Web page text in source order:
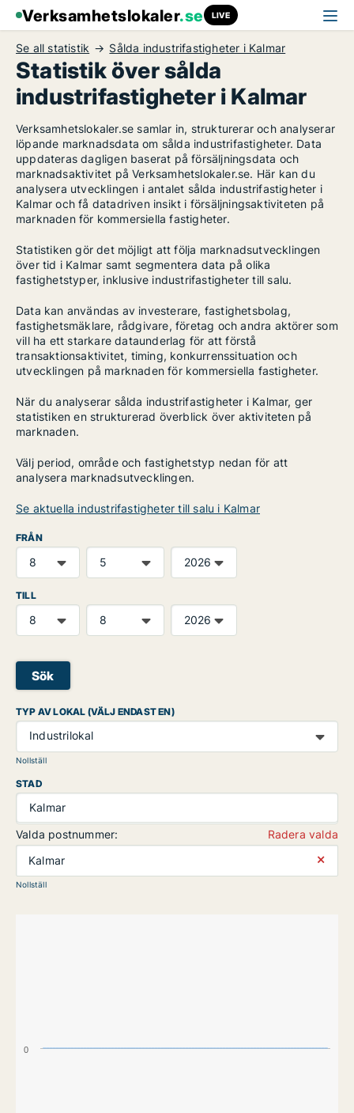
Verksamhetslokaler.se LIVE
Se all statistik Sålda industrifastigheter i Kalmar
Statistik över sålda
industrifastigheter i Kalmar
Verksamhetslokaler.se samlar in, strukturerar och analyserar
löpande marknadsdata om sålda industrifastigheter. Data
uppdateras dagligen baserat på försäljningsdata och
marknadsaktivitet på Verksamhetslokaler.se. Här kan du
analysera utvecklingen i antalet sålda industrifastigheter i
Kalmar och få datadriven insikt i försäljningsaktiviteten på
marknaden för kommersiella fastigheter.
Statistiken gör det möjligt att följa marknadsutvecklingen
över tid i Kalmar samt segmentera data på olika
fastighetstyper, inklusive industrifastigheter till salu.
Data kan användas av investerare, fastighetsbolag,
fastighetsmäklare, rådgivare, företag och andra aktörer som
vill ha ett starkare dataunderlag för att förstå
transaktionsaktivitet, timing, konkurrenssituation och
utvecklingen på marknaden för kommersiella fastigheter.
När du analyserar sålda industrifastigheter i Kalmar, ger
statistiken en strukturerad överblick över aktiviteten på
marknaden.
Välj period, område och fastighetstyp nedan för att
analysera marknadsutvecklingen.
Se aktuella industrifastigheter till salu i Kalmar
FRÅN
TILL
Sök
TYP AV LOKAL (VÄLJ ENDAST EN)
Industrilokal
Nollställ
STAD
Kalmar
Valda postnummer:
Radera valda
Kalmar
⨯
Nollställ
0